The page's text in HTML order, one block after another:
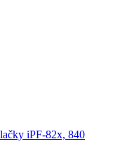
iPF-82x, 840